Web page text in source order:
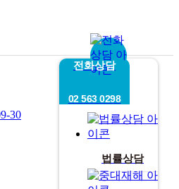
전화상담
02 563 0298
법률상담
30